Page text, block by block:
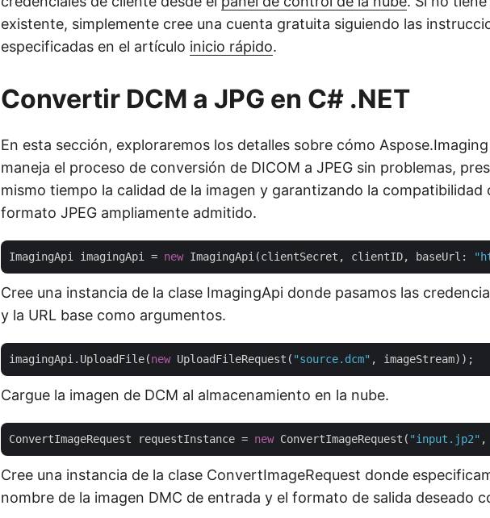
existente, simplemente cree una cuenta gratuita siguiendo las
especificadas en el artículo inicio rápido.
Convertir DCM a JPG en C# .NET
En esta sección, exploraremos los detalles sobre cómo
maneja el proceso de conversión de DICOM a JPEG sin problemas,
mismo tiempo la calidad de la imagen y garantizando la compatibilidad
formato JPEG ampliamente admitido.
ImagingApi imagingApi = new ImagingApi(clientSecret, clientID, baseUrl:
Cree una instancia de la clase ImagingApi donde pasamos las
y la URL base como argumentos.
imagingApi.UploadFile(new UploadFileRequest( "source.dcm"
Cargue la imagen de DCM al almacenamiento en la nube.
ConvertImageRequest requestInstance = new ConvertImageRequest( "input.jp2" ,
Cree una instancia de la clase ConvertImageRequest donde
nombre de la imagen DMC de entrada y el formato de salida deseado